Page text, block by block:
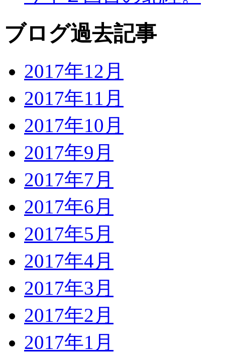
ブログ過去記事
2017年12月
2017年11月
2017年10月
2017年9月
2017年7月
2017年6月
2017年5月
2017年4月
2017年3月
2017年2月
2017年1月